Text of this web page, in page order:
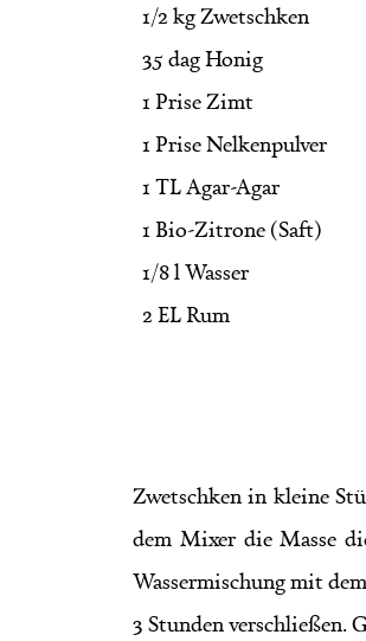
1/2 kg Zwetschken
35 dag Honig
1 Prise Zimt
1 Prise Nelkenpulver
1 TL Agar-Agar
1 Bio-Zitrone (Saft)
1/8 l Wasser
2 EL Rum
Zwetschken in kleine
dem Mixer die Masse
Wassermischung mit
3 Stunden verschließen.